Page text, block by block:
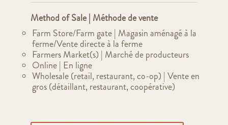
Method of Sale | Méthode de vente
Farm Store/Farm gate | Magasin aménagé à la
ferme/Vente directe à la ferme
Farmers Market(s) | Marché de producteurs
Online | En ligne
Wholesale (retail, restaurant, co-op) | Vente en
gros (détaillant, restaurant, coopérative)